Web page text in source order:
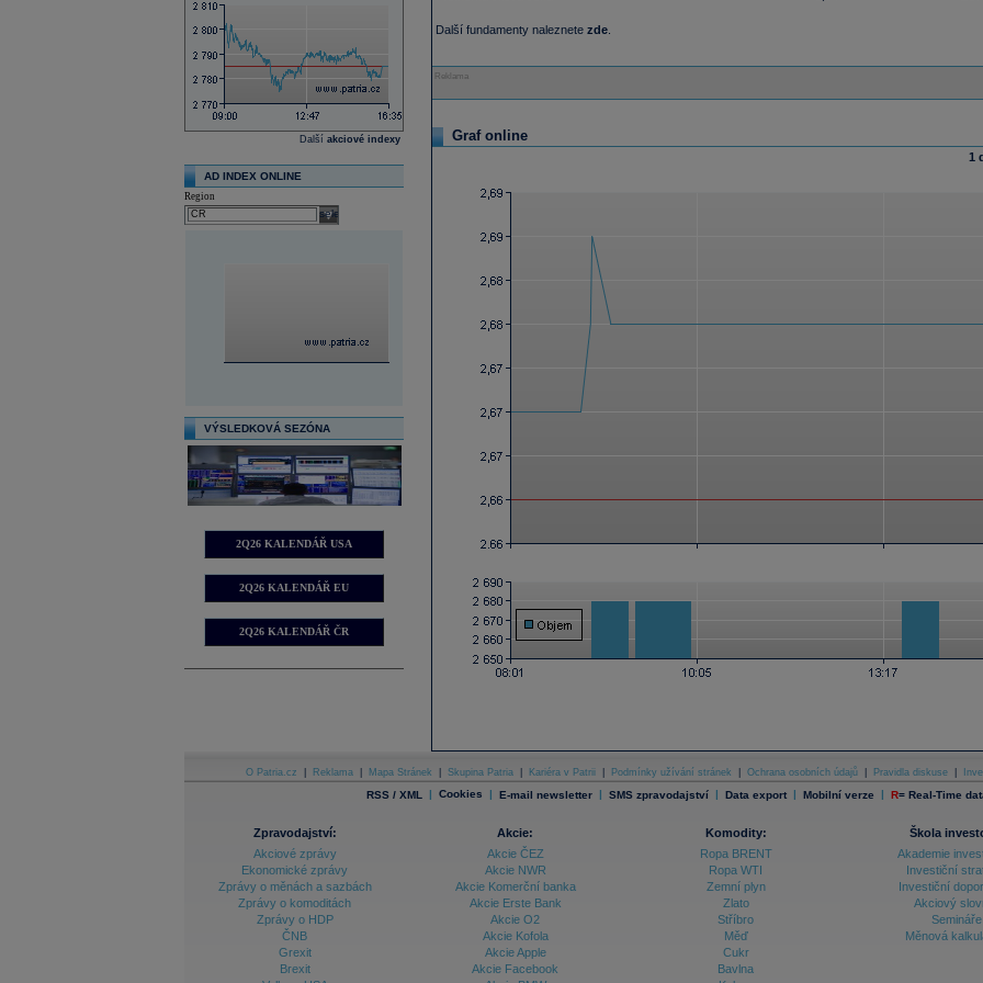
Další akciové indexy
AD INDEX ONLINE
Region
select
VÝSLEDKOVÁ SEZÓNA
2Q26 KALENDÁŘ USA
2Q26 KALENDÁŘ EU
2Q26 KALENDÁŘ ČR
Další fundamenty naleznete zde.
Reklama
Graf online
1
O Patria.cz Reklama Mapa Stránek Skupina Patria Kariéra v Patrii Podmínky užívání stránek Ochrana osobních údajů Pravidla diskuse
RSS / XML | Cookies | E-mail newsletter | SMS zpravodajství | Data export | Mobilní verze | R= Real-Time
Zpravodajství:
Akciové zprávy
Ekonomické zprávy
Zprávy o měnách a sazbách
Zprávy o komoditách
Zprávy o HDP
ČNB
Grexit
Brexit
Akcie:
Akcie ČEZ
Akcie NWR
Akcie Komerční banka
Akcie Erste Bank
Akcie O2
Akcie Kofola
Akcie Apple
Akcie Facebook
Komodity:
Ropa BRENT
Ropa WTI
Zemní plyn
Zlato
Stříbro
Měď
Cukr
Bavlna
Škola
Akademie
Investiční
Investiční
Akciový
Semináře
Měnová